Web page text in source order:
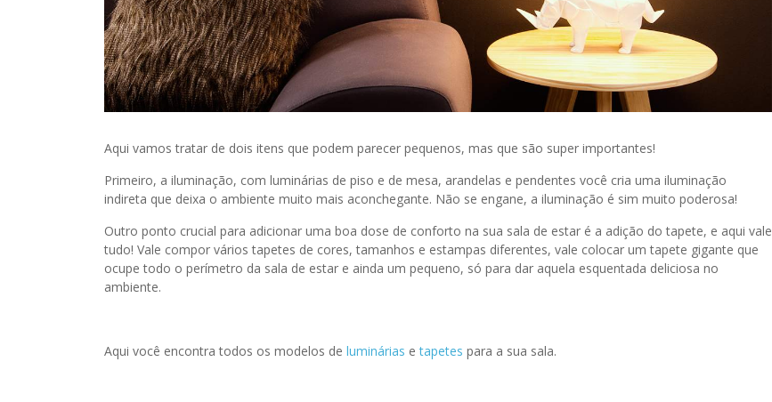
Aqui vamos tratar de dois itens que podem parecer pequenos, mas que são super importantes!
Primeiro, a iluminação, com luminárias de piso e de mesa, arandelas e pendentes você cria uma iluminação
indireta que deixa o ambiente muito mais aconchegante. Não se engane, a iluminação é sim muito poderosa!
Outro ponto crucial para adicionar uma boa dose de conforto na sua sala de estar é a adição do tapete, e aqui vale
tudo! Vale compor vários tapetes de cores, tamanhos e estampas diferentes, vale colocar um tapete gigante que
ocupe todo o perímetro da sala de estar e ainda um pequeno, só para dar aquela esquentada deliciosa no
ambiente.
Aqui você encontra todos os modelos de luminárias etapetes para a sua sala.